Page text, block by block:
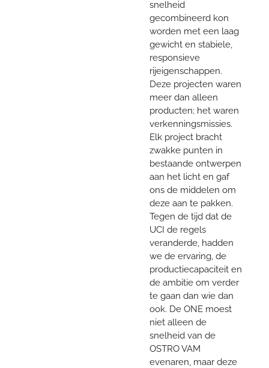
snelheid
gecombineerd kon
worden met een laag
gewicht en stabiele,
responsieve
rijeigenschappen.
Deze projecten waren
meer dan alleen
producten; het waren
verkenningsmissies.
Elk project bracht
zwakke punten in
bestaande ontwerpen
aan het licht en gaf
ons de middelen om
deze aan te pakken.
Tegen de tijd dat de
UCI de regels
veranderde, hadden
we de ervaring, de
productiecapaciteit en
de ambitie om verder
te gaan dan wie dan
ook. De ONE moest
niet alleen de
snelheid van de
OSTRO VAM
evenaren, maar deze